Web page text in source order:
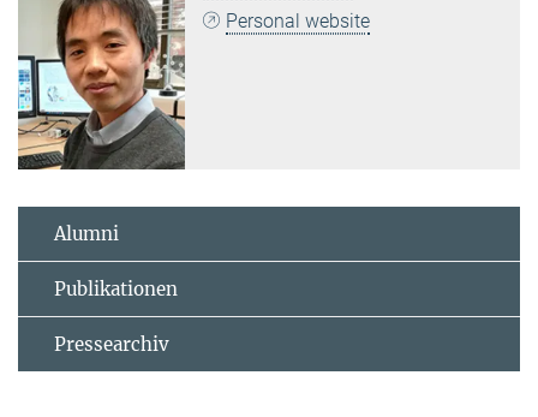
Personal website
Alumni
Publikationen
Pressearchiv